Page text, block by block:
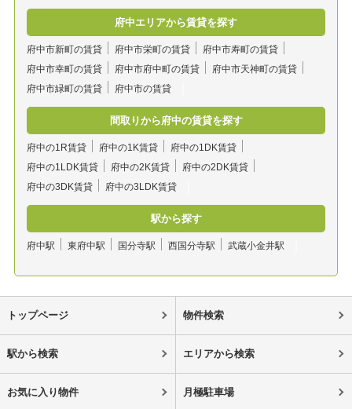
府中エリアから賃貸を探す
府中市新町の賃貸 府中市栄町の賃貸
府中市寿町の賃貸
府中市幸町の賃貸
府中市府中町の賃貸
府中市天神町の賃貸
府中市緑町の賃貸
府中市の賃貸
間取りから府中の賃貸を探す
府中の1R賃貸 府中の1K賃貸
府中の1DK賃貸
府中の1LDK賃貸
府中の2K賃貸
府中の2DK賃貸
府中の3DK賃貸
府中の3LDK賃貸
駅から探す
府中駅 東府中駅 国分寺駅 西国分寺駅 武蔵小金井駅
トップページ 物件検索
駅から検索 エリアから検索
お気に入り物件 月極駐車場